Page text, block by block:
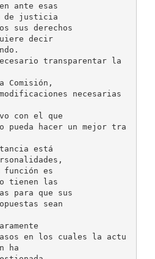
ante esas
de justicia
sus derechos
decir
transparentar la
Comisión,
necesarias
con el que
pueda hacer un mejor tra
está
función es
tienen las
para que sus
sean
en los cuales la actu
ha